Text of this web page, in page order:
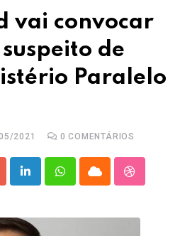
vai convocar
de
Paralelo
2021 0 COMENTÁRIOS
LinkedInWhatsappCloud